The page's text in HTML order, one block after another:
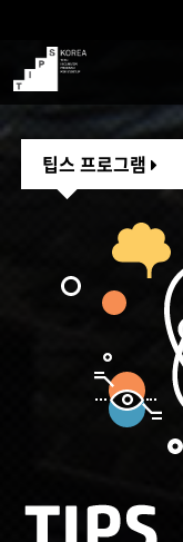
TIPS
팁스 프로그램